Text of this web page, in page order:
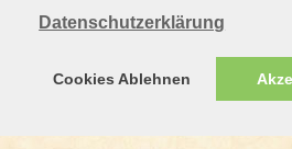
Datenschutzerklärung
Cookies Ablehnen